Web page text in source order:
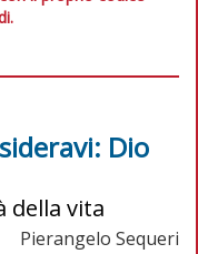
Dio
della vita
Pierangelo Sequeri